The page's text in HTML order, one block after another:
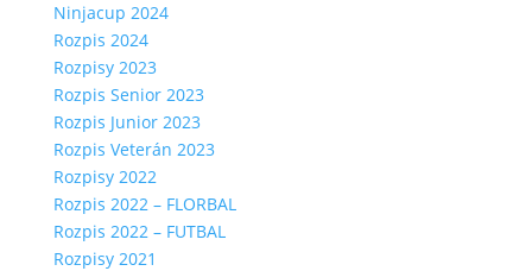
Ninjacup 2024
Rozpis 2024
Rozpisy 2023
Rozpis Senior 2023
Rozpis Junior 2023
Rozpis Veterán 2023
Rozpisy 2022
Rozpis 2022 – FLORBAL
Rozpis 2022 – FUTBAL
Rozpisy 2021